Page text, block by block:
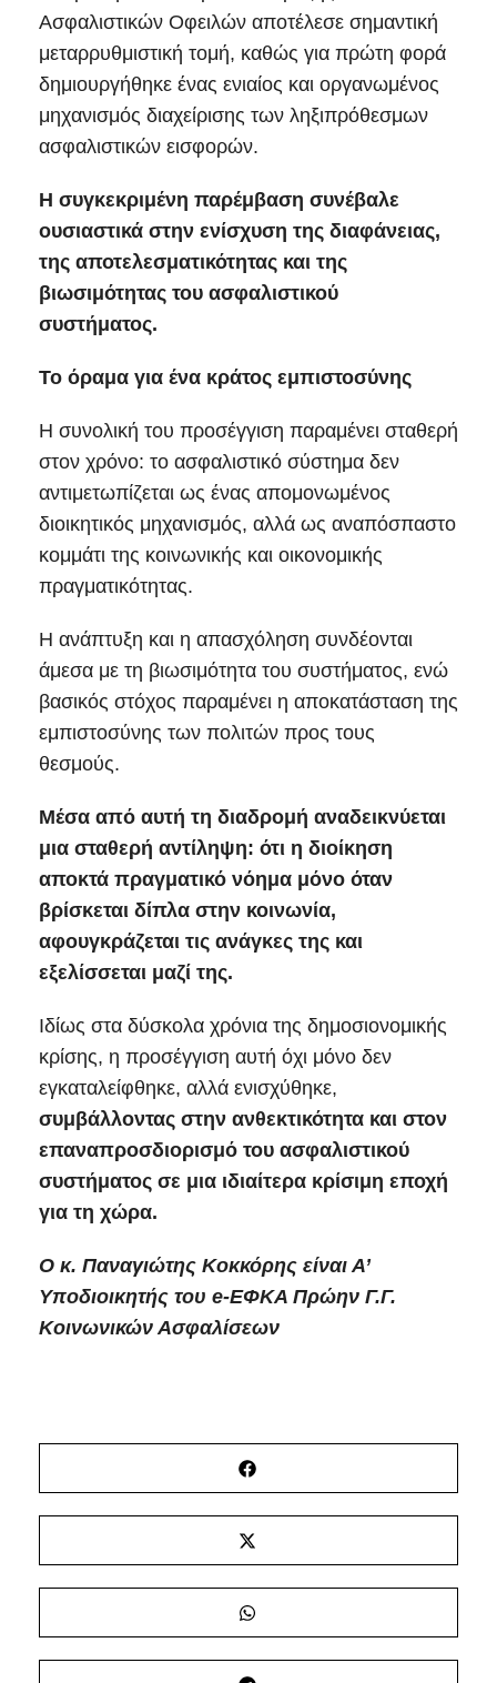
Ασφαλιστικών Οφειλών αποτέλεσε σημαντική
μεταρρυθμιστική τομή, καθώς για πρώτη φορά
δημιουργήθηκε ένας ενιαίος και οργανωμένος
μηχανισμός διαχείρισης των ληξιπρόθεσμων
ασφαλιστικών εισφορών.
Η συγκεκριμένη παρέμβαση συνέβαλε
ουσιαστικά στην ενίσχυση της διαφάνειας,
της αποτελεσματικότητας και της
βιωσιμότητας του ασφαλιστικού
συστήματος.
Το όραμα για ένα κράτος εμπιστοσύνης
Η συνολική του προσέγγιση παραμένει σταθερή
στον χρόνο: το ασφαλιστικό σύστημα δεν
αντιμετωπίζεται ως ένας απομονωμένος
διοικητικός μηχανισμός, αλλά ως αναπόσπαστο
κομμάτι της κοινωνικής και οικονομικής
πραγματικότητας.
Η ανάπτυξη και η απασχόληση συνδέονται
άμεσα με τη βιωσιμότητα του συστήματος, ενώ
βασικός στόχος παραμένει η αποκατάσταση της
εμπιστοσύνης των πολιτών προς τους
θεσμούς.
Μέσα από αυτή τη διαδρομή αναδεικνύεται
μια σταθερή αντίληψη: ότι η διοίκηση
αποκτά πραγματικό νόημα μόνο όταν
βρίσκεται δίπλα στην κοινωνία,
αφουγκράζεται τις ανάγκες της και
εξελίσσεται μαζί της.
Ιδίως στα δύσκολα χρόνια της δημοσιονομικής
κρίσης, η προσέγγιση αυτή όχι μόνο δεν
εγκαταλείφθηκε, αλλά ενισχύθηκε,
συμβάλλοντας στην ανθεκτικότητα και στον
επαναπροσδιορισμό του ασφαλιστικού
συστήματος σε μια ιδιαίτερα κρίσιμη εποχή
για τη χώρα.
Ο κ. Παναγιώτης Κοκκόρης είναι Α’
Υποδιοικητής του e-ΕΦΚΑ Πρώην Γ.Γ.
Κοινωνικών Ασφαλίσεων